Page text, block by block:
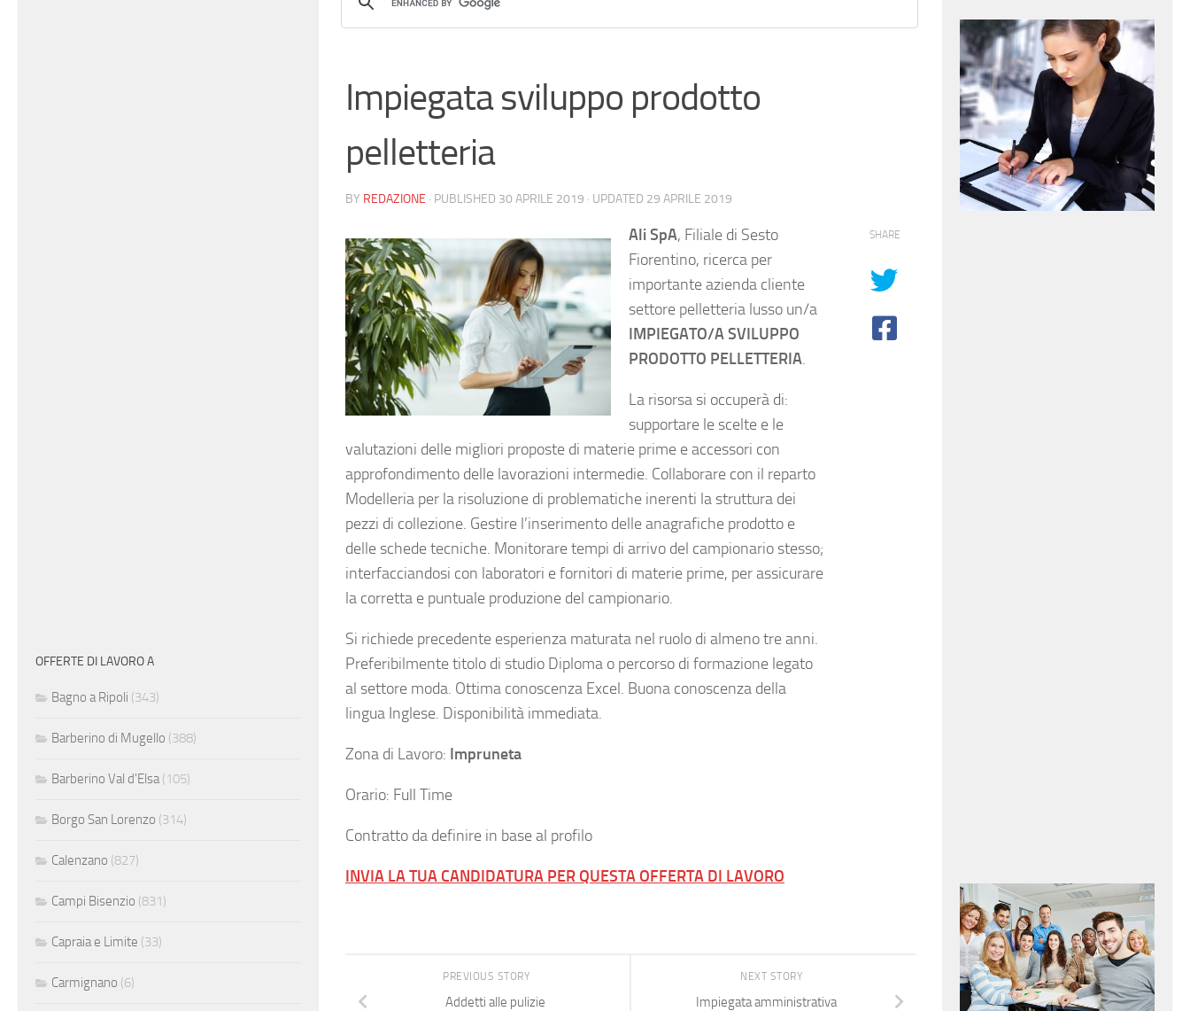
Impiegata sviluppo prodotto
pelletteria
BY REDAZIONE · PUBLISHED 30 APRILE 2019 · UPDATED 29 APRILE 2019
Ali SpA, Filiale di Sesto
Fiorentino, ricerca per
importante azienda cliente
settore pelletteria lusso un/a
IMPIEGATO/A SVILUPPO
PRODOTTO PELLETTERIA.
La risorsa si occuperà di:
supportare le scelte e le
valutazioni delle migliori proposte di materie prime e accessori con
approfondimento delle lavorazioni intermedie. Collaborare con il reparto
Modelleria per la risoluzione di problematiche inerenti la struttura dei
pezzi di collezione. Gestire l’inserimento delle anagrafiche prodotto e
delle schede tecniche. Monitorare tempi di arrivo del campionario stesso;
interfacciandosi con laboratori e fornitori di materie prime, per assicurare
la corretta e puntuale produzione del campionario.
Si richiede precedente esperienza maturata nel ruolo di almeno tre anni.
Preferibilmente titolo di studio Diploma o percorso di formazione legato
al settore moda. Ottima conoscenza Excel. Buona conoscenza della
lingua Inglese. Disponibilità immediata.
Zona di Lavoro: Impruneta
Orario: Full Time
Contratto da definire in base al profilo
INVIA LA TUA CANDIDATURA PER QUESTA OFFERTA DI LAVORO
SHARE
NEXT STORY
Impiegata amministrativa
PREVIOUS STORY
Addetti alle pulizie
OFFERTE DI LAVORO A
Bagno a Ripoli (343)
Barberino di Mugello (388)
Barberino Val d'Elsa(105)
Borgo San Lorenzo (314)
Calenzano (827)
Campi Bisenzio (831)
Capraia e Limite (33)
Carmignano (6)